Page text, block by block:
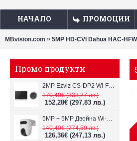
НАЧАЛО ПРОМОЦИИ
MBvision.com » 5MP HD-CVI Dahua HAC-
Промо продукти
2MP Ezviz CS-DP2 Wi-Fi видеодомофон
170,40€(333,27 лв.)
152,28€ (297,83 лв.)
5MP + 5MP Двойна Wi-Fi IP камера с два обектива Ezviz CS-H9c
140,40€(274,59 лв.)
126,36€ (247,13 лв.)